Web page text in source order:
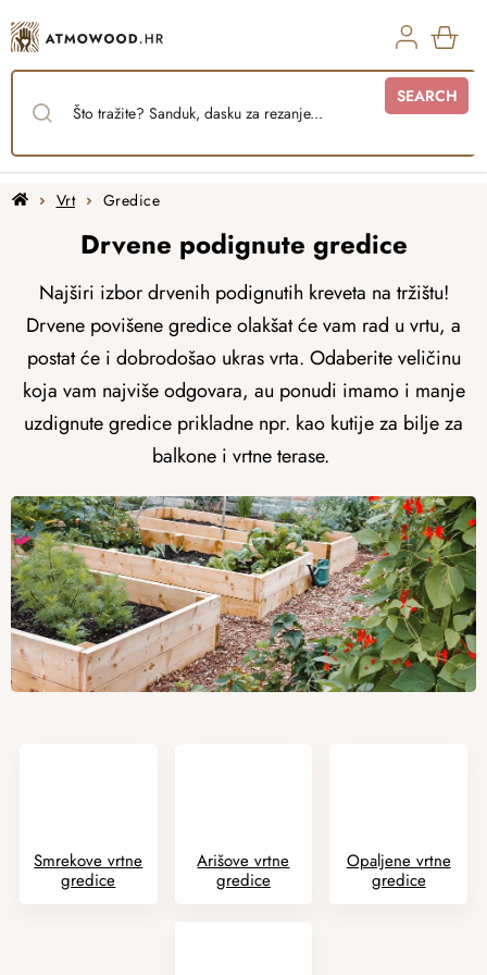
to
content
SEARCH
Home
Vrt Gredice
Drvene podignute gredice
Najširi izbor drvenih podignutih kreveta na tržištu!
Drvene povišene gredice olakšat će vam rad u vrtu, a
postat će i dobrodošao ukras vrta. Odaberite veličinu
koja vam najviše odgovara, au ponudi imamo i manje
uzdignute gredice prikladne npr. kao kutije za bilje za
balkone i vrtne terase.
Smrekove vrtne
gredice
Arišove vrtne
gredice
Opaljene vrtne
gredice